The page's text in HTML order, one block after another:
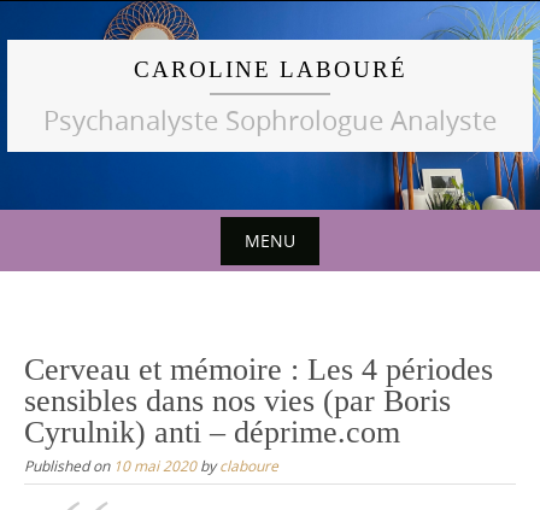
to
CAROLINE LABOURÉ
Psychanalyste Sophrologue Analyste
MENU
content
Cerveau et mémoire : Les 4 périodes
sensibles dans nos vies (par Boris
Cyrulnik) anti – déprime.com
Published on 10 mai 2020byclaboure